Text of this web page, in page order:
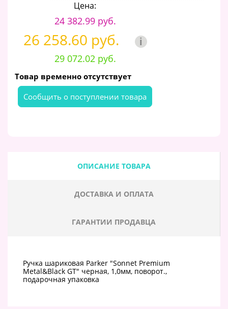
Цена:
24 382.99 руб.
26 258.60 руб. i
29 072.02 руб.
Товар временно отсутствует
Cообщить о поступлении товара
ОПИСАНИЕ ТОВАРА
ДОСТАВКА И ОПЛАТА
ГАРАНТИИ ПРОДАВЦА
Ручка шариковая Parker "Sonnet Premium
Metal&Black GT" черная, 1,0мм, поворот.,
подарочная упаковка